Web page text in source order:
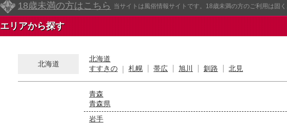
18歳未満の方はこちら 当サイトは風俗情報サイトです。18歳未満の方のご利用は固く
エリアから探す
北海道
北海道
すすきの
札幌 帯広 旭川 釧路 北見
青森
青森県
岩手